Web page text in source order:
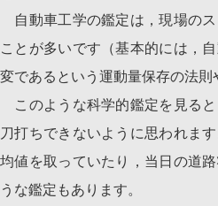
自動車工学の鑑定は，現場の
ことが多いです（基本的には，
変であるという運動量保存の法
このような科学的鑑定を見る
刀打ちできないように思われま
均値を取っていたり，当日の道
うな鑑定もあります。